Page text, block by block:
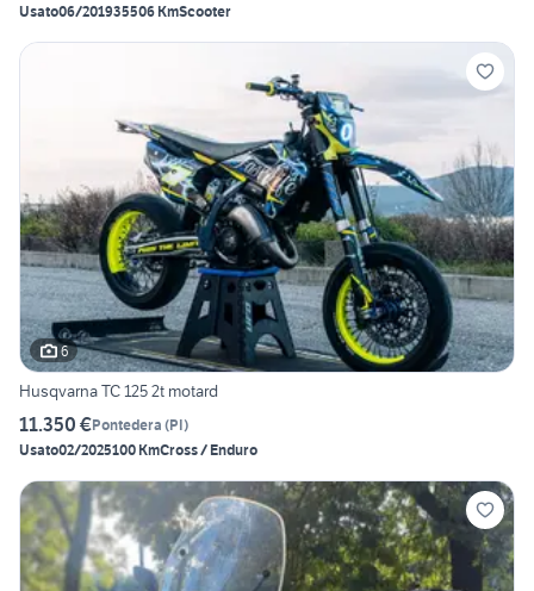
Usato06/201935506 KmScooter
6
Husqvarna TC 125 2t motard
11.350 €Pontedera (PI)
Usato02/2025100 KmCross / Enduro